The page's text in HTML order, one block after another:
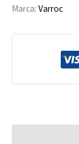
Marca: Varroc